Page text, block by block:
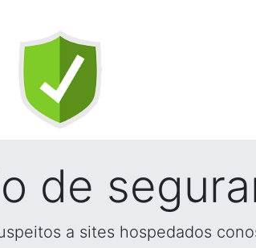
de
a sites hospedados